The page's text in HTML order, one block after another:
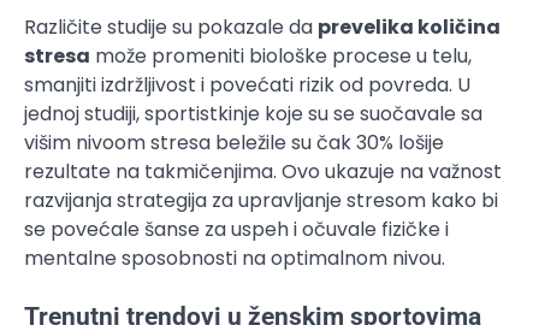
Različite studije su pokazale da prevelika količina
stresa može promeniti biološke procese u telu,
smanjiti izdržljivost i povećati rizik od povreda. U
jednoj studiji, sportistkinje koje su se suočavale sa
višim nivoom stresa beležile su čak 30% lošije
rezultate na takmičenjima. Ovo ukazuje na važnost
razvijanja strategija za upravljanje stresom kako bi
se povećale šanse za uspeh i očuvale fizičke i
mentalne sposobnosti na optimalnom nivou.
Trenutni trendovi u ženskim sportovima